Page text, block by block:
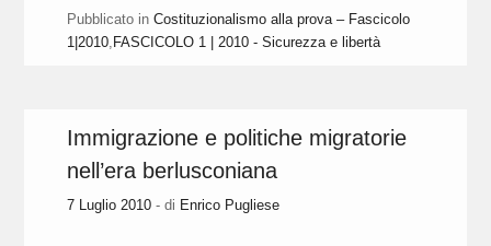
Pubblicato in Costituzionalismo alla prova – Fascicolo
1|2010, FASCICOLO 1 | 2010 - Sicurezza e libertà
Immigrazione e politiche migratorie
nell’era berlusconiana
7 Luglio 2010 - di Enrico Pugliese